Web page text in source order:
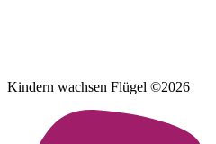
Kindern wachsen Flügel ©2026